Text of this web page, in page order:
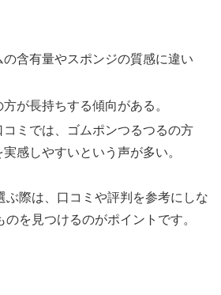
の含有量やスポンジの質感に違い
方が長持ちする傾向がある。
コミでは、ゴムポンつるつるの方
感しやすいという声が多い。
ぶ際は、口コミや評判を参考にしな
を見つけるのがポイントです。